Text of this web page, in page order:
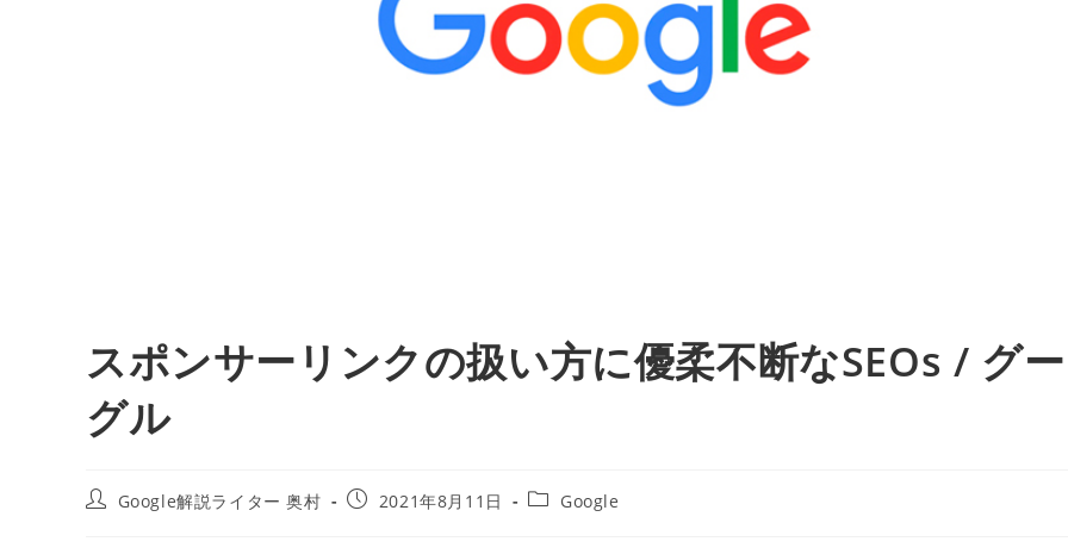
スポンサーリンクの扱い方に優柔不断なSEOs / グー
グル
投
Google解説ライター 奥村
投
2021年8月11日
投
Google